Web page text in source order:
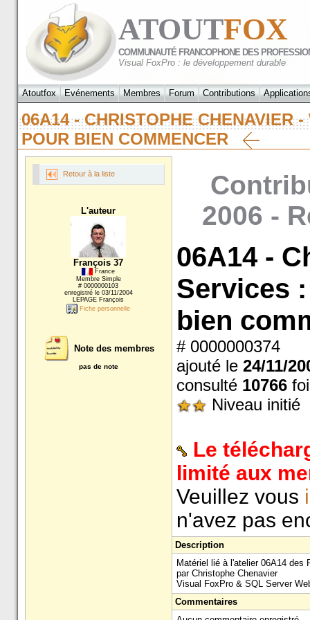
ATOUTFOX
COMMUNAUTÉ FRANCOPHONE DES
Visual FoxPro : le développement durable
Atoutfox Evénements Membres Forum Contributions
06A14 - CHRISTOPHE CHENAVIER
POUR BIEN COMMENCER
Retour à la liste
L'auteur
François 37
France
Membre Simple
# 0000000103
enregistré le 03/11/2004
LEPAGE François
Fiche personnelle
Note des membres
pas de note
2006 -
06A14 -
Services
bien
# 0000000374
ajouté le 24/11/
consulté 10766
Niveau initié
Le
limité aux
Veuillez vous
n'avez pas
Description
Matériel lié à l'atelier 06A14 des
par Christophe Chenavier
Visual FoxPro & SQL Server
Commentaires